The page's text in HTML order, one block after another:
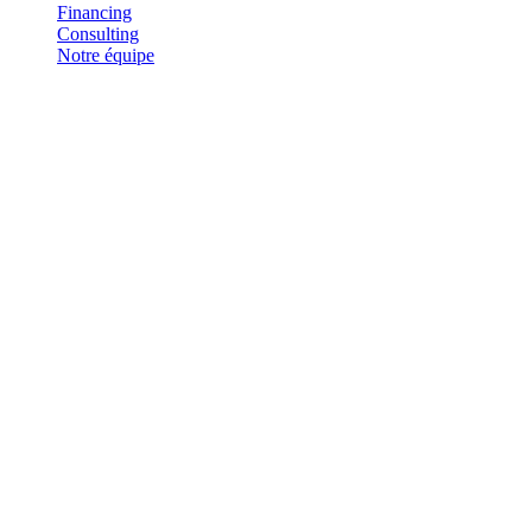
Financing
Consulting
Notre équipe